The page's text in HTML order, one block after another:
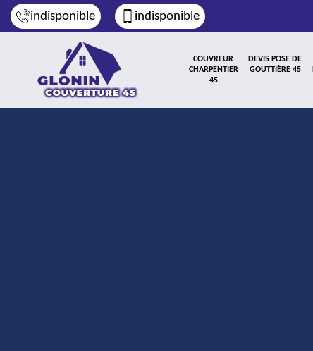
indisponible indisponible
COUVREUR
CHARPENTIER
45
DEVIS POSE DE
GOUTTIÈRE 45